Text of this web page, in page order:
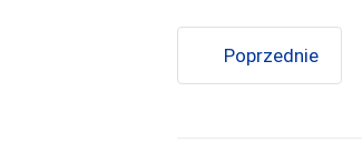
Poprzednie